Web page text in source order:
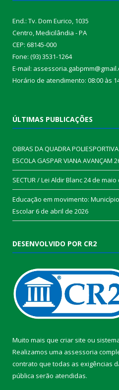
End.: Tv. Dom Eurico, 1035
Centro, Medicilândia - PA
CEP: 68145-000
Fone: (93) 3531-1264
E-mail:
Horário de atendimento: 08:00 às
ÚLTIMAS PUBLICAÇÕES
OBRAS DA QUADRA
ESCOLA GASPAR VIANA AVANÇAM
SECTUR / Lei Aldir Blanc24 de maio
Educação em movimento:
Escolar6 de abril de 2026
DESENVOLVIDO POR CR2
Muito mais que criar site ou
Realizamos uma assessoria
contrato que todas as exigências
pública serão atendidas.